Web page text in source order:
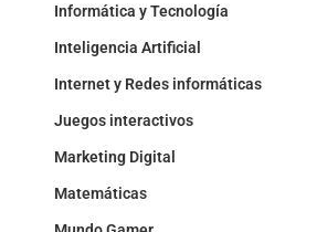
Informática y Tecnología
Inteligencia Artificial
Internet y Redes informáticas
Juegos interactivos
Marketing Digital
Matemáticas